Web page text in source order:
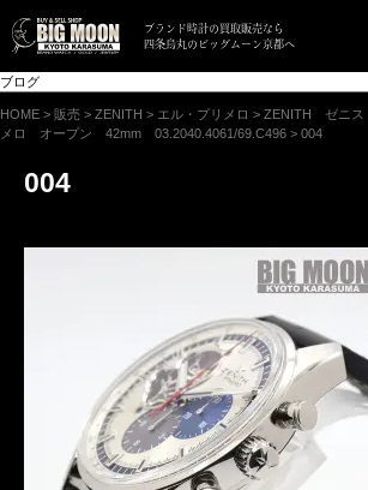
ブランド時計の買取販売なら
四条烏丸のビッグムーン京都へ
ブログ
HOME > 販売 > ZENITH > エル・プリメロ > ZENITH ゼニ
メロ オープン 42mm 03.2040.4061/69.C496 > 004
004